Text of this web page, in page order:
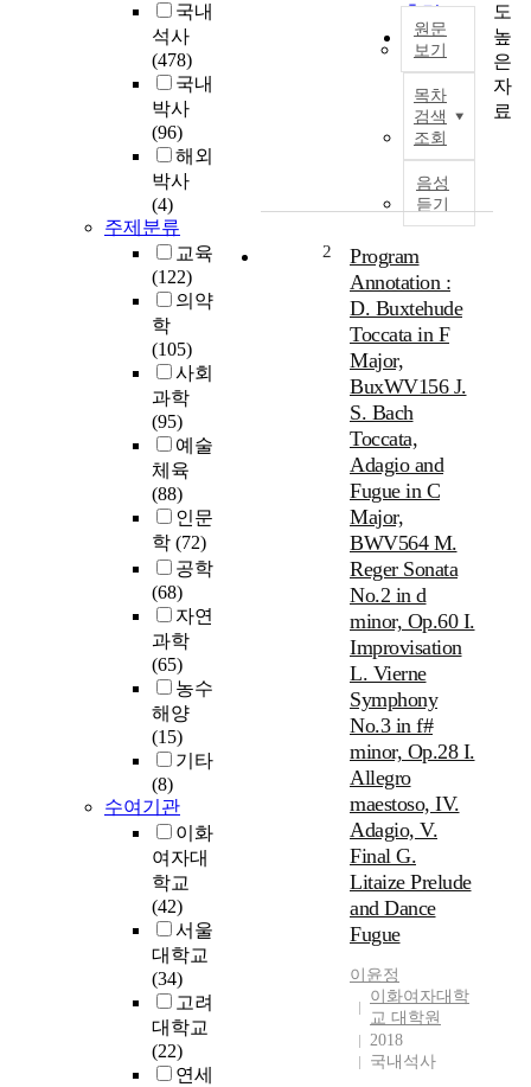
국내
석사
(478)
국내
박사
(96)
해외
박사
(4)
주제분류
교육
(122)
의약
학
(105)
사회
과학
(95)
예술
체육
(88)
인문
학 (72)
공학
(68)
자연
과학
(65)
농수
해양
(15)
기타
(8)
수여기관
이화
여자대
학교
(42)
서울
대학교
(34)
고려
대학교
(22)
연세
출력
100개씩
출력
원문
보기
목차
검색
조회
음성
듣기
2
Program
Annotation :
D. Buxtehude
Toccata in F
Major,
BuxWV156 J.
S. Bach
Toccata,
Adagio and
Fugue in C
Major,
BWV564 M.
Reger Sonata
No.2 in d
minor, Op.60 I.
Improvisation
L. Vierne
Symphony
No.3 in f#
minor, Op.28 I.
Allegro
maestoso, IV.
Adagio, V.
Final G.
Litaize Prelude
and Dance
Fugue
이윤정
이화여자대학
교 대학원
2018
국내석사
도
높
은
자
료